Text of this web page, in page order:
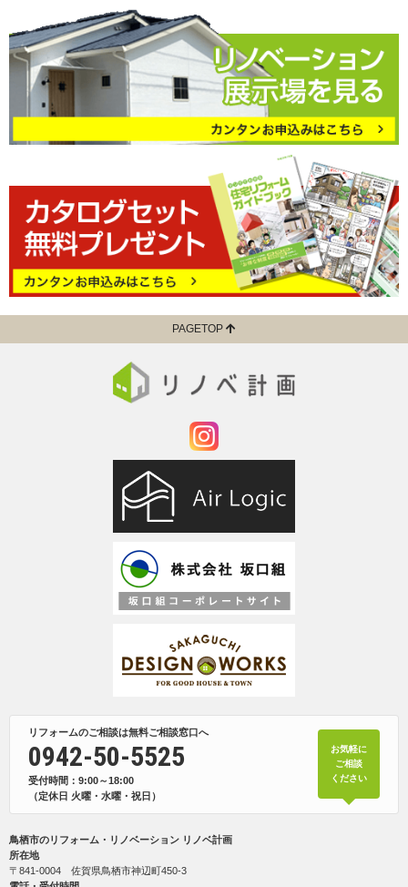
PAGETOP
リフォームのご相談は無料ご相談窓口へ
0942-50-5525
受付時間：9:00～18:00
（定休日 火曜・水曜・祝日）
お気軽に
ご相談
ください
鳥栖市のリフォーム・リノベーション リノベ計画
所在地
〒841-0004 佐賀県鳥栖市神辺町450-3